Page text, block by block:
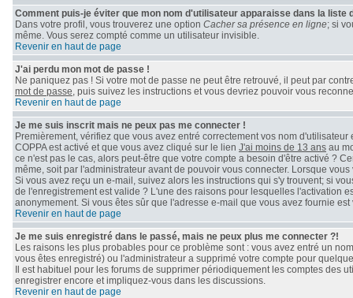
Comment puis-je éviter que mon nom d'utilisateur apparaisse dans la liste
Dans votre profil, vous trouverez une option Cacher sa présence en ligne; si
même. Vous serez compté comme un utilisateur invisible.
Revenir en haut de page
J'ai perdu mon mot de passe !
Ne paniquez pas ! Si votre mot de passe ne peut être retrouvé, il peut par
mot de passe, puis suivez les instructions et vous devriez pouvoir vous
Revenir en haut de page
Je me suis inscrit mais ne peux pas me connecter !
Premièrement, vérifiez que vous avez entré correctement vos nom
COPPA est activé et que vous avez cliqué sur le lien J'ai moins de 13 ans au
ce n'est pas le cas, alors peut-être que votre compte a besoin d'être activé ?
même, soit par l'administrateur avant de pouvoir vous connecter. Lorsque
Si vous avez reçu un e-mail, suivez alors les instructions qui s'y trouvent; si
de l'enregistrement est valide ? L'une des raisons pour lesquelles l'activation
anonymement. Si vous êtes sûr que l'adresse e-mail que vous avez fournie
Revenir en haut de page
Je me suis enregistré dans le passé, mais ne peux plus me connecter ?!
Les raisons les plus probables pour ce problème sont : vous avez entré un
vous êtes enregistré) ou l'administrateur a supprimé votre compte pour
Il est habituel pour les forums de supprimer périodiquement les comptes
enregistrer encore et impliquez-vous dans les discussions.
Revenir en haut de page